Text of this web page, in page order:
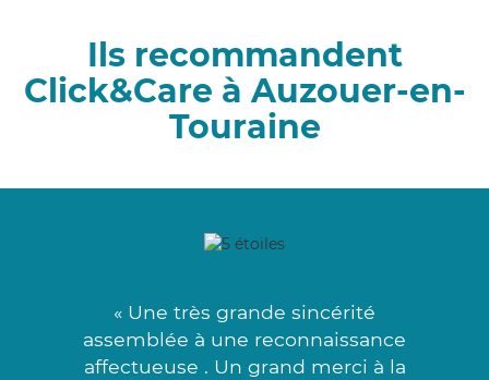
Ils recommandent
Click&Care à Auzouer-en-
Touraine
« Une très grande sincérité
assemblée à une reconnaissance
affectueuse . Un grand merci à la